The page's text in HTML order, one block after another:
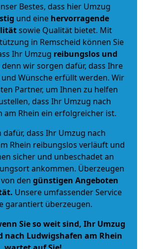
Bestes, dass hier Umzug
und eine hervorragende
sowie Qualität bietet. Mit
in Remscheid können Sie
Ihr Umzug reibungslos und
wir sorgen dafür, dass Ihre
Wünsche erfüllt werden. Wir
Partner, um Ihnen zu helfen
dass Ihr Umzug nach
am Rhein ein erfolgreicher ist.
dafür, dass Ihr Umzug nach
Rhein reibungslos verläuft und
sicher und unbeschadet an
ankommen. Überzeugen
den günstigen Angeboten
. Unsere umfassender Service
garantiert überzeugen.
Sie so weit sind, Ihr Umzug
nach Ludwigshafen am Rhein